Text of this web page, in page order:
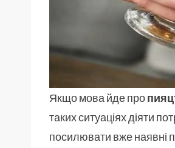
Якщо мова йде про
таких ситуаціях діяти
посилювати вже наявні